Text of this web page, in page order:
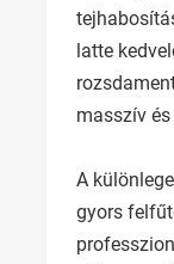
latte
masszív
A
gyors